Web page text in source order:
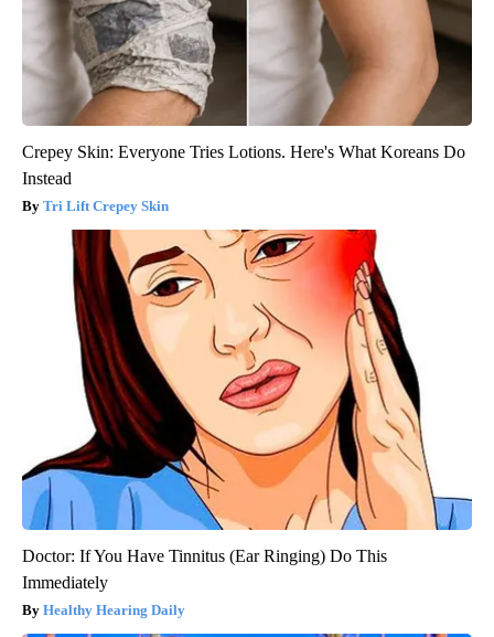
Crepey Skin: Everyone Tries Lotions. Here's What Koreans Do
Instead
Tri Lift Crepey Skin
Doctor: If You Have Tinnitus (Ear Ringing) Do This
Immediately
Healthy Hearing Daily